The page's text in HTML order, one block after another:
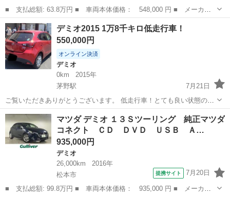
■ 支払総額: 63.8万円 ■ 車両本体価格： 548,000 円 ■ メーカー
名： マツダ ■ 車種名： デミオ ■ グレード名： ＸＤ ディー
ゼルターボ 純正ナビ テレビ ＥＴＣ インテリキー アイドリン
グストップ ...
長野 松本市
デミオ2015 1万8千キロ低走行車！
550,000円
オンライン決済
デミオ
0km
2015年
茅野駅
7月21日
ご覧いただきありがとうございます。 低走行車！とても良い状態のマ
ツダデミオです。 ぜひ現車確認してください。大幅なお値下げにはお
応えできないですが、お値段の相談承ります。 これまで大切にしてき
た愛車ですが、生活スタイルの...
長野 茅野市 茅野駅
マツダ デミオ １３Ｓツーリング 純正マツダ
コネクト ＣＤ ＤＶＤ ＵＳＢ Ａ…
935,000円
デミオ
26,000km
2016年
松本市
提携サイト 7月20日
■ 支払総額: 99.8万円 ■ 車両本体価格： 935,000 円 ■ メーカー